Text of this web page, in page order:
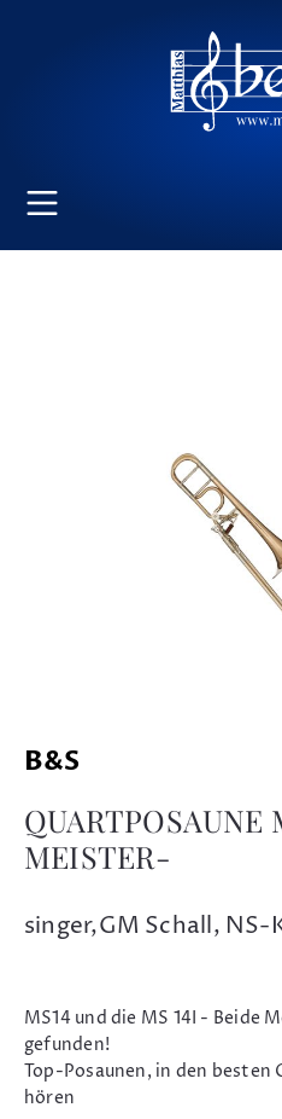
B&S
QUARTPOSAUNE
MEISTER-
singer,GM Schall, NS-
MS14 und die MS 14I - Beide
gefunden!
Top-Posaunen, in den besten
hören